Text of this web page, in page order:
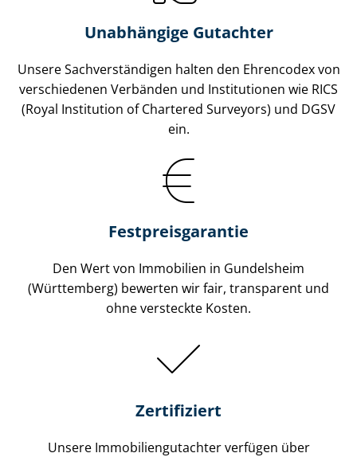
Unabhängige Gutachter
Unsere Sach­ver­stän­di­gen halten den Ehrencodex von
verschiedenen Verbänden und Institutionen wie RICS
(Royal Institution of Chartered Surveyors) und DGSV
ein.
Festpreis​garantie
Den Wert von Immobilien in Gundelsheim
(Württemberg) bewerten wir fair, transparent und
ohne versteckte Kosten.
Zertifiziert
Unsere Immobilien­gutachter verfügen über